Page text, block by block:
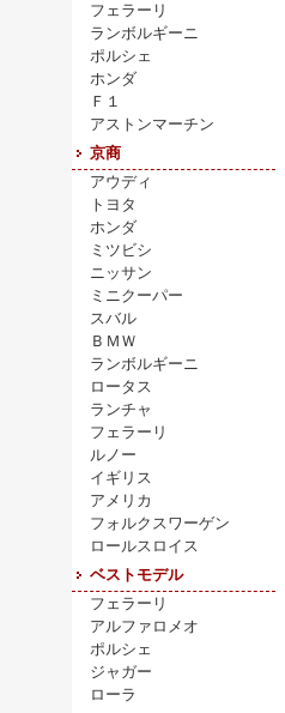
フェラーリ
ランボルギーニ
ポルシェ
ホンダ
Ｆ１
アストンマーチン
京商
アウディ
トヨタ
ホンダ
ミツビシ
ニッサン
ミニクーパー
スバル
ＢＭＷ
ランボルギーニ
ロータス
ランチャ
フェラーリ
ルノー
イギリス
アメリカ
フォルクスワーゲン
ロールスロイス
ベストモデル
フェラーリ
アルファロメオ
ポルシェ
ジャガー
ローラ